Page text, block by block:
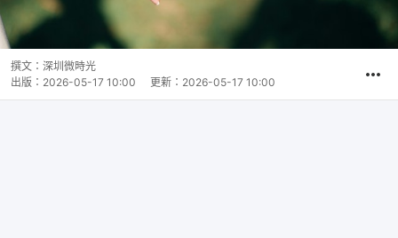
撰文： 深圳微時光
出版： 2026-05-17 10:00 更新： 2026-05-17 10:00